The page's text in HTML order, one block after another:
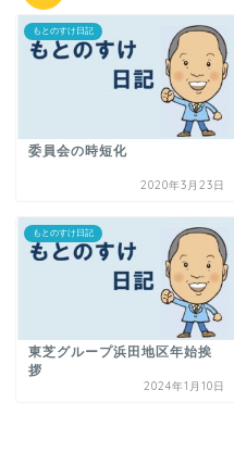
もとのすけ日記
委員会の時短化
2020年3月23日
もとのすけ日記
東芝グループ浜田地区年始挨
拶
2024年1月10日